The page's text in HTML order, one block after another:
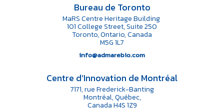
Bureau de Toronto
MaRS Centre Heritage Building
101 College Street, Suite 250
Toronto, Ontario, Canada
M5G 1L7
info@admarebio.com
Centre d’Innovation de Montréal
7171, rue Frederick-Banting
Montréal, Québec,
Canada H4S 1Z9